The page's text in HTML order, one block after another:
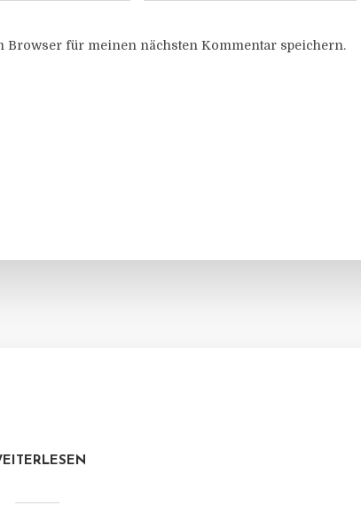
Browser für meinen nächsten Kommentar speichern.